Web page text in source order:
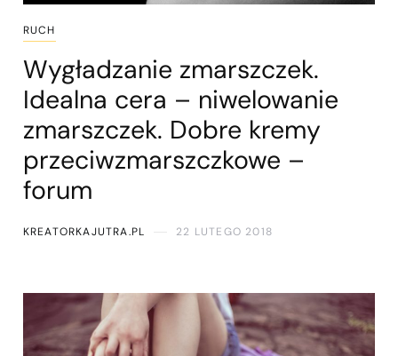
RUCH
Wygładzanie zmarszczek.
Idealna cera – niwelowanie
zmarszczek. Dobre kremy
przeciwzmarszczkowe –
forum
KREATORKAJUTRA.PL 22 LUTEGO 2018